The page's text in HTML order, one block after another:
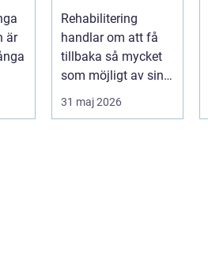
är
balans och
vardag
Rehabilitering
handlar om att få
tillbaka så mycket
som möjligt av sin
funktion, energi och
trygghet...
31 maj 2026